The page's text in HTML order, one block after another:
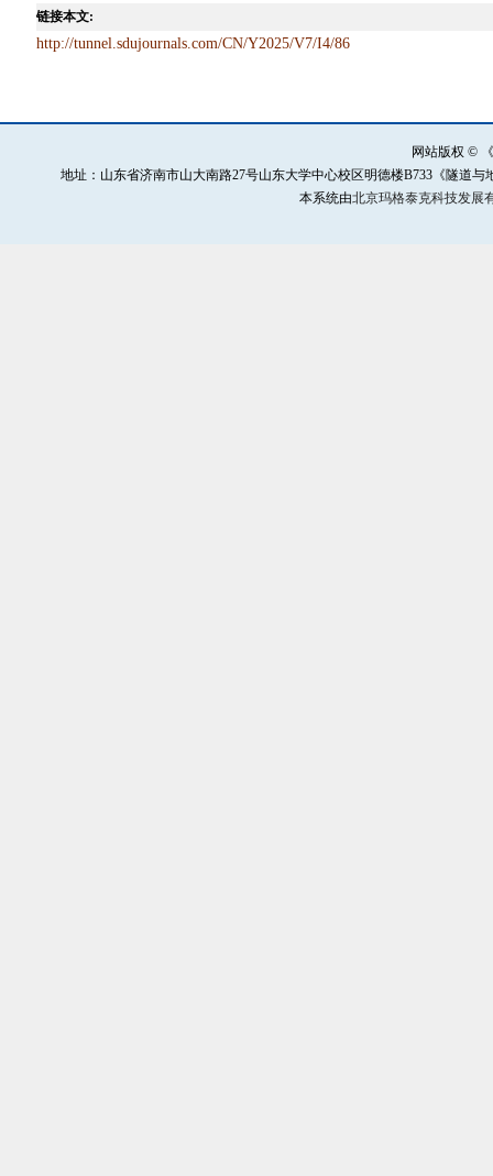
链接本文:
http://tunnel.sdujournals.com/CN/Y2025/V7/I4/86
网站版权 ©
地址：山东省济南市山大南路27号山东大学中心校区明德楼B733《隧道与
本系统由北京玛格泰克科技发展